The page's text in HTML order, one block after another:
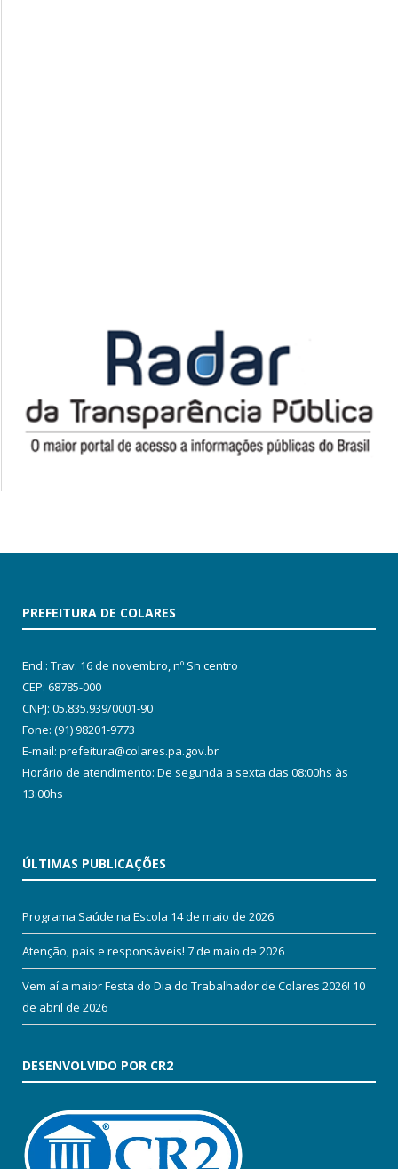
PREFEITURA DE COLARES
End.: Trav. 16 de novembro, nº Sn centro
CEP: 68785-000
CNPJ: 05.835.939/0001-90
Fone: (91) 98201-9773
E-mail: prefeitura@colares.pa.gov.br
Horário de atendimento: De segunda a sexta das 08:00hs às
13:00hs
ÚLTIMAS PUBLICAÇÕES
Programa Saúde na Escola 14 de maio de 2026
Atenção, pais e responsáveis! 7 de maio de 2026
Vem aí a maior Festa do Dia do Trabalhador de Colares 2026! 10
de abril de 2026
DESENVOLVIDO POR CR2